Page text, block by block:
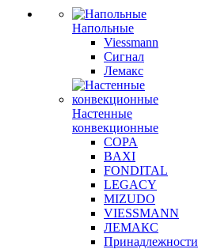
Напольные
Viessmann
Сигнал
Лемакс
Настенные
конвекционные
COPA
BAXI
FONDITAL
LEGACY
MIZUDO
VIESSMANN
ЛЕМАКС
Принадлежности